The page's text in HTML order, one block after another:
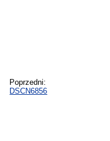
Poprzedni:
DSCN6856